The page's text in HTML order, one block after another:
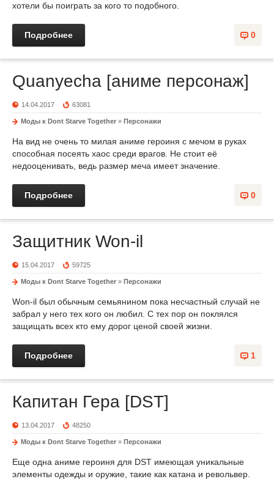
хотели бы поиграть за кого то подобного.
0
Подробнее
Quanyecha [аниме персонаж]
14.04.2017 63081
Моды к Dont Starve Together » Персонажи
На вид не очень то милая аниме героиня с мечом в руках
способная посеять хаос среди врагов. Не стоит её
недооценивать, ведь размер меча имеет значение.
0
Подробнее
Защитник Won-il
15.04.2017 59725
Моды к Dont Starve Together » Персонажи
Won-il был обычным семьянином пока несчастный случай не
забрал у него тех кого он любил. С тех пор он поклялся
защищать всех кто ему дорог ценой своей жизни.
1
Подробнее
Капитан Гера [DST]
13.04.2017 48250
Моды к Dont Starve Together » Персонажи
Еще одна аниме героиня для DST имеющая уникальные
элементы одежды и оружие, такие как катана и револьвер.